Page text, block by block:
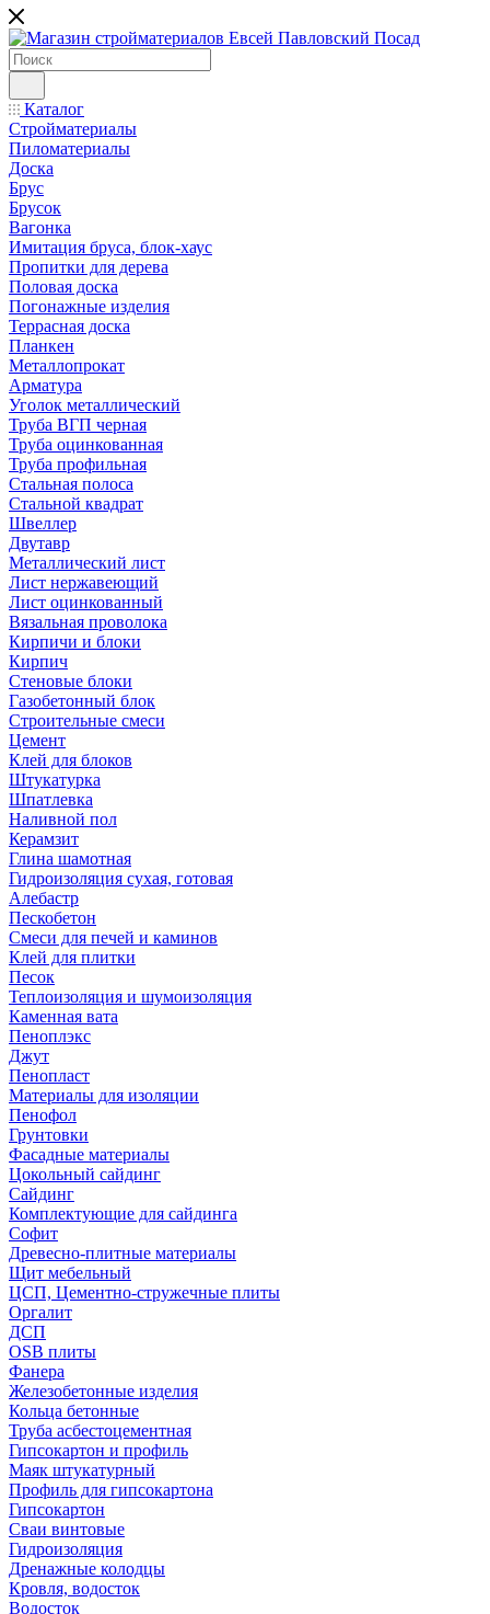
Каталог
Стройматериалы
Пиломатериалы
Доска
Брус
Брусок
Вагонка
Имитация бруса, блок-хаус
Пропитки для дерева
Половая доска
Погонажные изделия
Террасная доска
Планкен
Металлопрокат
Арматура
Уголок металлический
Труба ВГП черная
Труба оцинкованная
Труба профильная
Стальная полоса
Стальной квадрат
Швеллер
Двутавр
Металлический лист
Лист нержавеющий
Лист оцинкованный
Вязальная проволока
Кирпичи и блоки
Кирпич
Стеновые блоки
Газобетонный блок
Строительные смеси
Цемент
Клей для блоков
Штукатурка
Шпатлевка
Наливной пол
Керамзит
Глина шамотная
Гидроизоляция сухая, готовая
Алебастр
Пескобетон
Смеси для печей и каминов
Клей для плитки
Песок
Теплоизоляция и шумоизоляция
Каменная вата
Пеноплэкс
Джут
Пенопласт
Материалы для изоляции
Пенофол
Грунтовки
Фасадные материалы
Цокольный сайдинг
Сайдинг
Комплектующие для сайдинга
Софит
Древесно-плитные материалы
Щит мебельный
ЦСП, Цементно-стружечные плиты
Оргалит
ДСП
OSB плиты
Фанера
Железобетонные изделия
Кольца бетонные
Труба асбестоцементная
Гипсокартон и профиль
Маяк штукатурный
Профиль для гипсокартона
Гипсокартон
Сваи винтовые
Гидроизоляция
Дренажные колодцы
Кровля, водосток
Водосток